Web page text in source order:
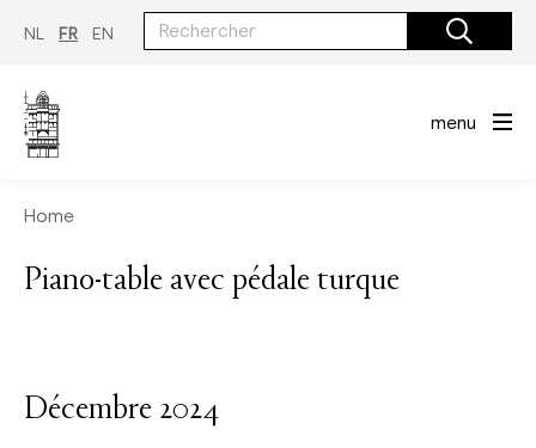
NL FR EN
menu
Home
Piano-table avec pédale turque
Décembre 2024